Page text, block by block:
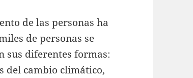
de las personas ha
de personas se
sus diferentes formas:
del cambio climático,